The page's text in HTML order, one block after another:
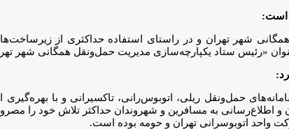
است:
شهر تهران و در راستای استفاده حداکثری از
«رئیس ستاد یکپارچه‌سازی مدیریت حمل‌ونقل همگانی شهر
حمل‌ونقل ریلی، اتوبوس‌رانی، تاکسیرانی و با
و اطلاع‌رسانی به مسافرین و شهروندان حداکثر تلاش خود را
واحد اتوبوسرانی تهران و حومه بوده است.